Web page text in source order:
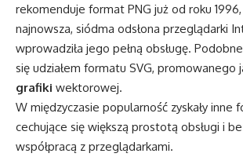
rekomenduje format PNG już od roku
najnowsza, siódma odsłona przeglądarki
wprowadziła jego pełną obsługę.
się udziałem formatu SVG, promowanego
grafiki wektorowej.
W międzyczasie popularność zyskały inne
cechujące się większą prostotą obsługi i
współpracą z przeglądarkami.